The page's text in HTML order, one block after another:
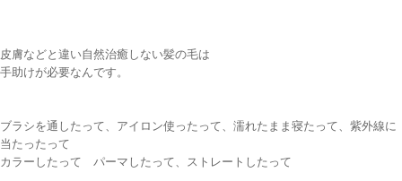
皮膚などと違い自然治癒しない髪の毛は
手助けが必要なんです。
ブラシを通したって、アイロン使ったって、濡れたまま寝たって、紫外線に
当たったって
カラーしたって パーマしたって、ストレートしたって